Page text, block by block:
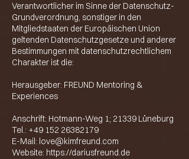
Verantwortlicher im Sinne der Datenschutz-
Grundverordnung, sonstiger in den
Mitgliedstaaten der Europäischen Union
geltenden Datenschutzgesetze und anderer
Bestimmungen mit datenschutzrechtlichem
Charakter ist die:
Herausgeber: FREUND Mentoring &
Experiences
Anschrift: Hotmann-Weg 1; 21339 Lüneburg
Tel.: +49 152 26382179
E-Mail: love@kimfreund.com
Website: https://dariusfreund.de